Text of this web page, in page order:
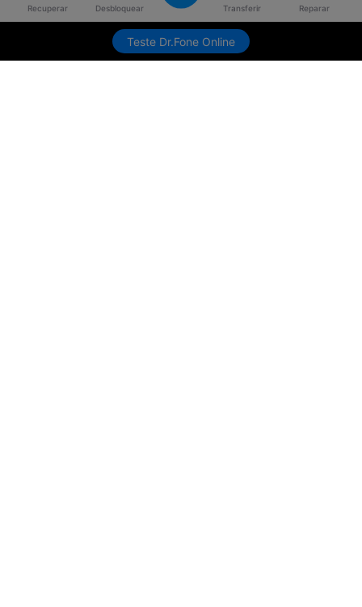
Recuperar Desbloquear Transferir Reparar
Teste Dr.Fone Online